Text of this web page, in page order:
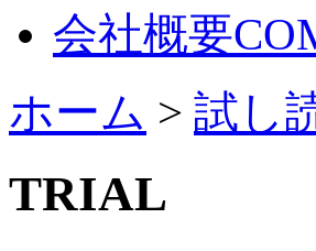
会社概要
ホーム > 試し
TRIAL